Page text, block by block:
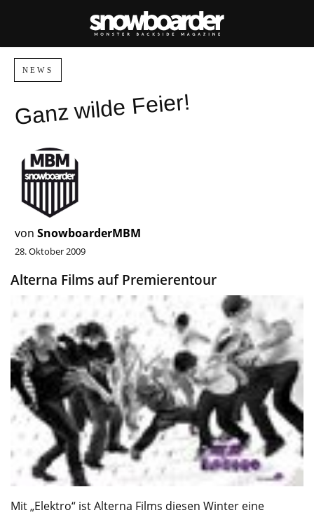
NEWS
Ganz wilde Feier!
von SnowboarderMBM
28. Oktober 2009
Alterna Films auf Premierentour
Mit „Elektro“ ist Alterna Films diesen Winter eine